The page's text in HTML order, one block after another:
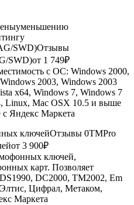
Отзывы
SWD)от 1 749₽
с ОС: Windows 2000,
2003, Windows 2003
x64, Windows 7, Windows 7
Linux, Mac OSX 10.5 и выше
с Яндекс Маркета
Отзывы 0TMPro
от 3 900₽
ключей,
карт. Позволяет
DC2000, TM2002, Em
Цифрал, Метаком,
Маркета